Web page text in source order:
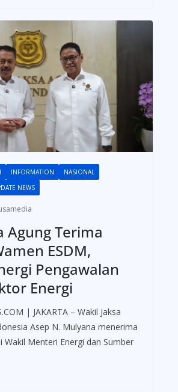
INFORMATION
NASIONAL
NEWS
Agung Terima
ESDM,
Pengawalan
Energi
| JAKARTA – Wakil Jaksa
Asep N. Mulyana menerima
Wakil Menteri Energi dan Sumber